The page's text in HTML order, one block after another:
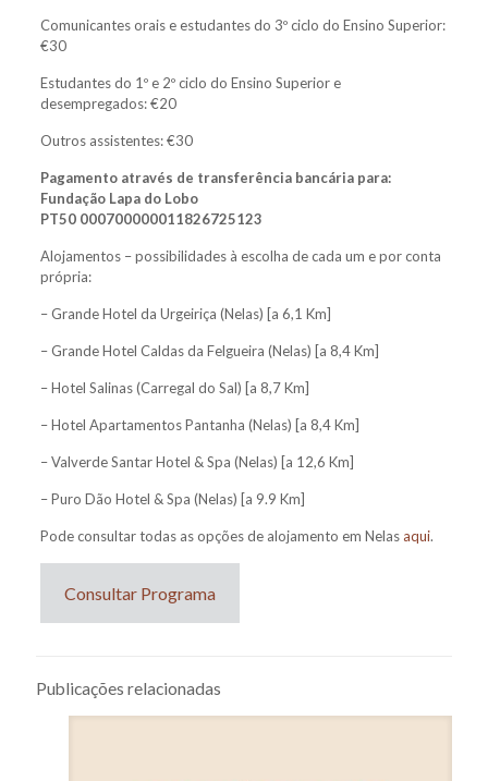
Comunicantes orais e estudantes do 3º ciclo do Ensino Superior:
€30
Estudantes do 1º e 2º ciclo do Ensino Superior e
desempregados: €20
Outros assistentes: €30
Pagamento através de transferência bancária para:
Fundação Lapa do Lobo
PT50 000700000011826725123
Alojamentos – possibilidades à escolha de cada um e por conta
própria:
– Grande Hotel da Urgeiriça (Nelas) [a 6,1 Km]
– Grande Hotel Caldas da Felgueira (Nelas) [a 8,4 Km]
– Hotel Salinas (Carregal do Sal) [a 8,7 Km]
– Hotel Apartamentos Pantanha (Nelas) [a 8,4 Km]
– Valverde Santar Hotel & Spa (Nelas) [a 12,6 Km]
– Puro Dão Hotel & Spa (Nelas) [a 9.9 Km]
Pode consultar todas as opções de alojamento em Nelasaqui.
Consultar Programa
Publicações relacionadas